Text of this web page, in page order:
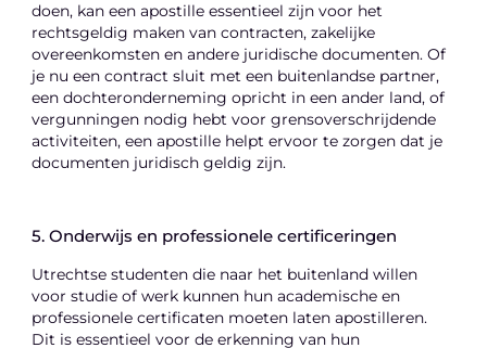
doen, kan een apostille essentieel zijn voor het
rechtsgeldig maken van contracten, zakelijke
overeenkomsten en andere juridische documenten. Of
je nu een contract sluit met een buitenlandse partner,
een dochteronderneming opricht in een ander land, of
vergunningen nodig hebt voor grensoverschrijdende
activiteiten, een apostille helpt ervoor te zorgen dat je
documenten juridisch geldig zijn.
5. Onderwijs en professionele certificeringen
Utrechtse studenten die naar het buitenland willen
voor studie of werk kunnen hun academische en
professionele certificaten moeten laten apostilleren.
Dit is essentieel voor de erkenning van hun